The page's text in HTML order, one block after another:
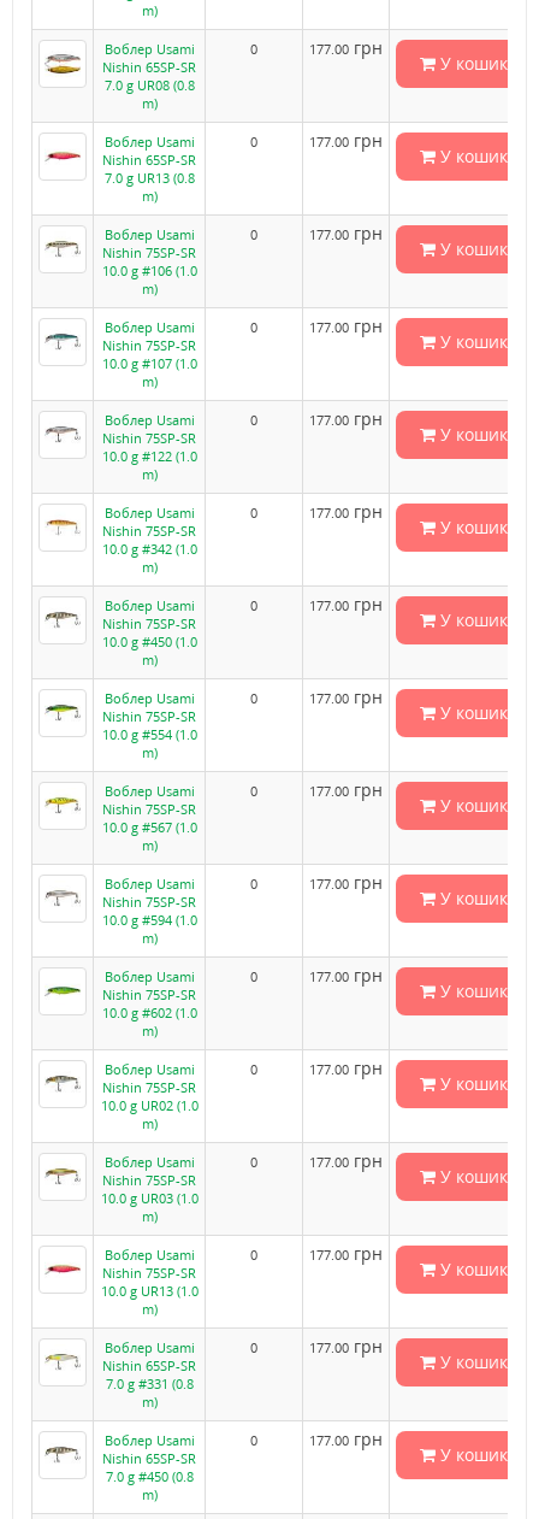
m)
Воблер Usami
Nishin 65SP-SR
7.0 g UR08 (0.8
m)
0 177.00 грн
У кошик
Воблер Usami
Nishin 65SP-SR
7.0 g UR13 (0.8
m)
0 177.00 грн
У кошик
Воблер Usami
Nishin 75SP-SR
10.0 g #106 (1.0
m)
0 177.00 грн
У кошик
Воблер Usami
Nishin 75SP-SR
10.0 g #107 (1.0
m)
0 177.00 грн
У кошик
Воблер Usami
Nishin 75SP-SR
10.0 g #122 (1.0
m)
0 177.00 грн
У кошик
Воблер Usami
Nishin 75SP-SR
10.0 g #342 (1.0
m)
0 177.00 грн
У кошик
Воблер Usami
Nishin 75SP-SR
10.0 g #450 (1.0
m)
0 177.00 грн
У кошик
Воблер Usami
Nishin 75SP-SR
10.0 g #554 (1.0
m)
0 177.00 грн
У кошик
Воблер Usami
Nishin 75SP-SR
10.0 g #567 (1.0
m)
0 177.00 грн
У кошик
Воблер Usami
Nishin 75SP-SR
10.0 g #594 (1.0
m)
0 177.00 грн
У кошик
Воблер Usami
Nishin 75SP-SR
10.0 g #602 (1.0
m)
0 177.00 грн
У кошик
Воблер Usami
Nishin 75SP-SR
10.0 g UR02 (1.0
m)
0 177.00 грн
У кошик
Воблер Usami
Nishin 75SP-SR
10.0 g UR03 (1.0
m)
0 177.00 грн
У кошик
Воблер Usami
Nishin 75SP-SR
10.0 g UR13 (1.0
m)
0 177.00 грн
У кошик
Воблер Usami
Nishin 65SP-SR
7.0 g #331 (0.8
m)
0 177.00 грн
У кошик
Воблер Usami
Nishin 65SP-SR
7.0 g #450 (0.8
m)
0 177.00 грн
У кошик